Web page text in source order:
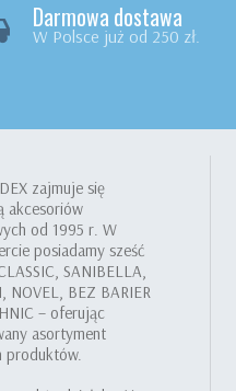
Darmowa dostawa
W Polsce już od 250 zł.
zajmuje się
akcesoriów
od 1995 r. W
posiadamy sześć
SANIBELLA,
NOVEL, BEZ BARIER
– oferując
asortyment
produktów.